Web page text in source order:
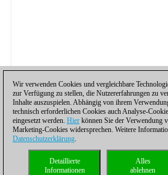
Wir verwenden Cookies und vergleichbare
zur Verfügung zu stellen, die Nutzererfahrungen zu
Inhalte auszuspielen. Abhängig von ihrem
technisch erforderlichen Cookies auch Analyse-
eingesetzt werden. Hier können Sie der Verwendung
Marketing-Cookies widersprechen. Weitere
Datenschutzerklärung.
Alles
ablehnen
Detaillierte
Informationen